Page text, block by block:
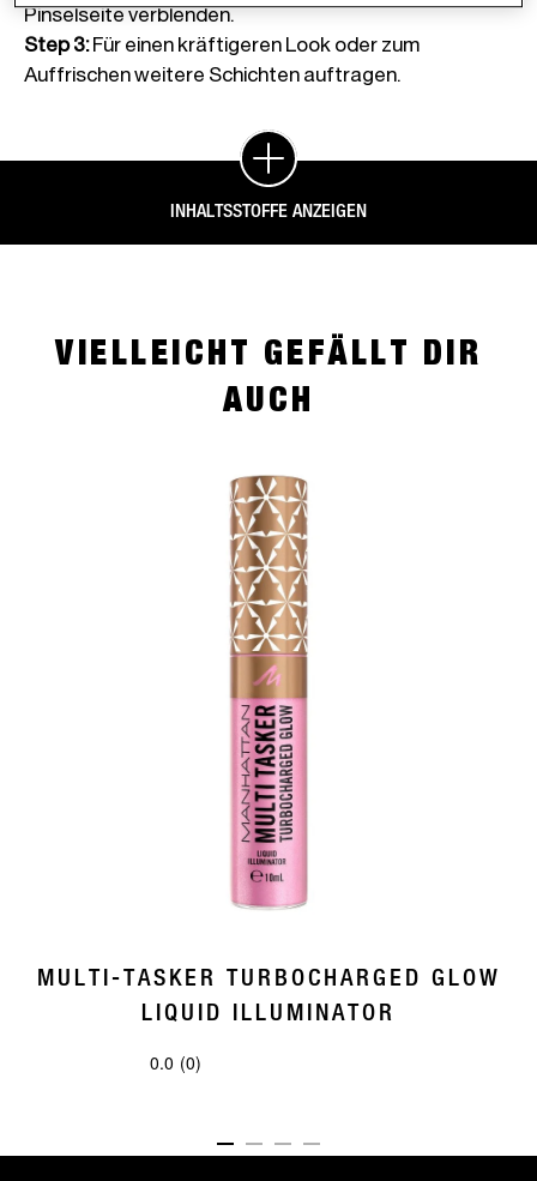
Pinselseite verblenden.
Step 3:Für einen kräftigeren Look oder zum
Auffrischen weitere Schichten auftragen.
INHALTSSTOFFE ANZEIGEN
VIELLEICHT GEFÄLLT DIR
AUCH
MULTI-TASKER TURBOCHARGED GLOW
LIQUID ILLUMINATOR
0.0 (0)
ITEM 01 (CURRENT SLIDE)
ITEM 02ITEM 03ITEM 04